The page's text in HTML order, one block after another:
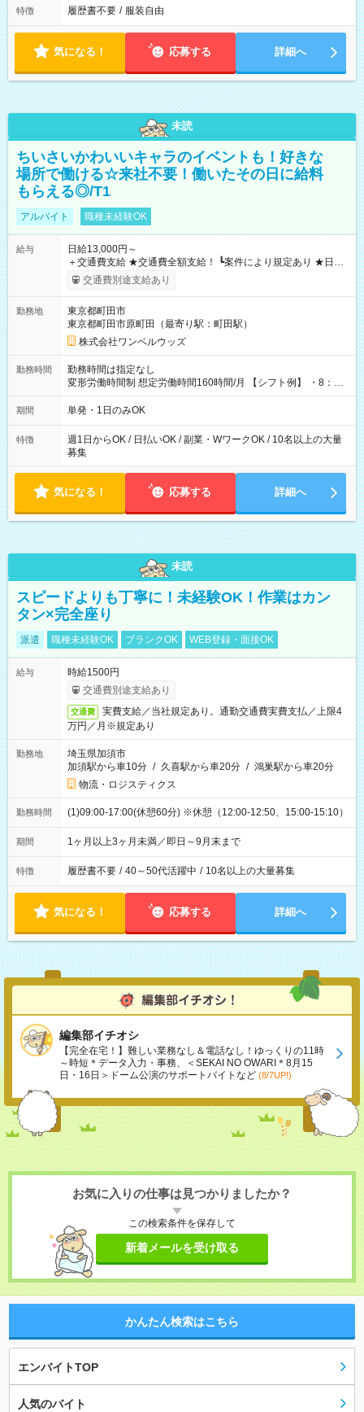
特徴 履歴書不要 / 服装自由
気になる！ 応募する 詳細へ
未読
ちいさいかわいいキャラのイベントも！好きな
場所で働ける☆来社不要！働いたその日に給料
もらえる◎/T1
アルバイト 職種未経験OK
給与
日給13,000円～
＋交通費支給 ★交通費全額支給！ ┗案件により規定あり ★日払
いOK！（規定あり） ┗働いたその日に現金GET♪ お仕事後はコ
ンビニATMから 日払い分を引き落とせます！ 【試用期間】試
交通費別途支給あり
勤務地
東京都町田市
東京都町田市原町田（最寄り駅：町田駅）
株式会社ワンベルウッズ
勤務時間
勤務時間は指定なし
変形労働時間制 想定労働時間160時間/月 【シフト例】 ・8：00
～21：00
期間 単発・1日のみOK
特徴
週1日からOK / 日払いOK / 副業・WワークOK / 10名以上の大量
募集
気になる！ 応募する 詳細へ
未読
スピードよりも丁寧に！未経験OK！作業はカン
タン×完全座り
派遣 職種未経験OK ブランクOK WEB登録・面接OK
給与
時給1500円
交通費別途支給あり
交通費
実費支給／当社規定あり。通勤交通費実費支払／上限4
万円／月※規定あり
勤務地
埼玉県加須市
加須駅から車10分 / 久喜駅から車20分 / 鴻巣駅から車20分
物流・ロジスティクス
勤務時間 (1)09:00-17:00(休憩60分) ※休憩（12:00-12:50、15:00-15:10）
期間 1ヶ月以上3ヶ月未満／即日～9月末まで
特徴 履歴書不要 / 40～50代活躍中 / 10名以上の大量募集
気になる！ 応募する 詳細へ
編集部イチオシ
【完全在宅！】難しい業務なし＆電話なし！ゆっくりの11時
～時短＊データ入力・事務、＜SEKAI NO OWARI＊8月15
日・16日＞ドーム公演のサポートバイトなど (8/7UP!)
お気に入りの仕事は見つかりましたか？
この検索条件を保存して
新着メールを受け取る
かんたん検索はこちら
エンバイトTOP
人気のバイト